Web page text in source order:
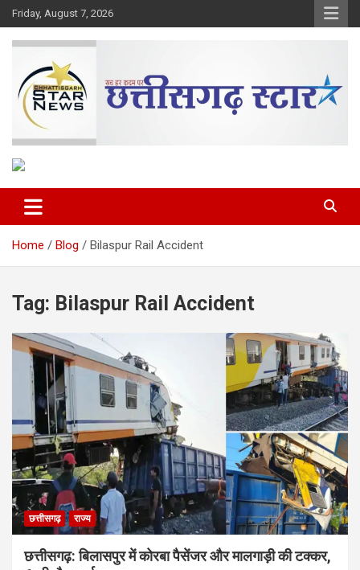
Skip
to
content
Friday, August 7, 2026
Chhattisgarh Star
Home Blog Bilaspur Rail Accident
Tag: Bilaspur Rail Accident
छत्तीसगढ़ राज्य
छत्तीसगढ़: बिलासपुर में कोरबा पैसेंजर और मालगाड़ी की टक्कर,